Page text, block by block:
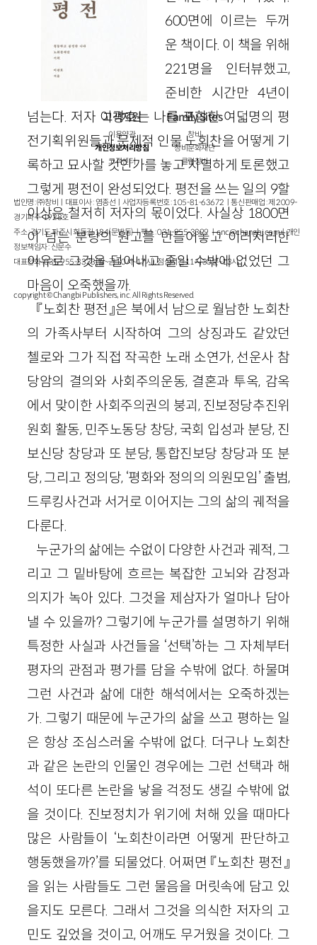
600면에 이르는 두꺼
운 책이다. 이 책을 위해
221명을 인터뷰했고,
준비한 시간만 4년이
넘는다. 저자 이광호는 나를 포함한 여덟명의 평
전기획위원들과 문제적 인물 노회찬을 어떻게 기
록하고 묘사할 것인가를 놓고 치열하게 토론했고
그렇게 평전이 완성되었다. 평전을 쓰는 일의 9할
이상은 철저히 저자의 몫이었다. 사실상 1800면
이 넘는 분량의 원고를 만들어놓고 이러저러한
이유로 그것을 덜어내고 줄일 수밖에 없었던 그
마음이 오죽했을까.
『노회찬 평전』은 북에서 남으로 월남한 노회찬
의 가족사부터 시작하여 그의 상징과도 같았던
첼로와 그가 직접 작곡한 노래 소연가, 선운사 참
당암의 결의와 사회주의운동, 결혼과 투옥, 감옥
에서 맞이한 사회주의권의 붕괴, 진보정당추진위
원회 활동, 민주노동당 창당, 국회 입성과 분당, 진
보신당 창당과 또 분당, 통합진보당 창당과 또 분
당, 그리고 정의당, ‘평화와 정의의 의원모임’ 출범,
드루킹사건과 서거로 이어지는 그의 삶의 궤적을
다룬다.
누군가의 삶에는 수없이 다양한 사건과 궤적, 그
리고 그 밑바탕에 흐르는 복잡한 고뇌와 감정과
의지가 녹아 있다. 그것을 제삼자가 얼마나 담아
낼 수 있을까? 그렇기에 누군가를 설명하기 위해
특정한 사실과 사건들을 ‘선택’하는 그 자체부터
평자의 관점과 평가를 담을 수밖에 없다. 하물며
그런 사건과 삶에 대한 해석에서는 오죽하겠는
가. 그렇기 때문에 누군가의 삶을 쓰고 평하는 일
은 항상 조심스러울 수밖에 없다. 더구나 노회찬
과 같은 논란의 인물인 경우에는 그런 선택과 해
석이 또다른 논란을 낳을 걱정도 생길 수밖에 없
을 것이다. 진보정치가 위기에 처해 있을 때마다
많은 사람들이 ‘노회찬이라면 어떻게 판단하고
행동했을까?’를 되물었다. 어쩌면 『노회찬 평전』
을 읽는 사람들도 그런 물음을 머릿속에 담고 있
을지도 모른다. 그래서 그것을 의식한 저자의 고
민도 깊었을 것이고, 어깨도 무거웠을 것이다. 그
고객지원
이용약관
개인정보처리방침
고객센터
Family Sites
창비
창비문화재단
클럽창비
법인명 : ㈜창비ㅣ대표이사 : 염종선ㅣ사업자등록번호 : 105-81-63672ㅣ통신판매업 : 제 2009-
경기파주-1928호
주소 : 경기도 파주시 회동길 184(문발동)ㅣ팩스 : 031-955-3399 ㅣcnc@changbi.comㅣ개인
정보책임자 : 신문수
대표전화 : 031-955-3333(월~금 10시~17시), 점심시간 11시 30분~13시
copyright © Changbi Publishers, inc. All Rights Reserved.